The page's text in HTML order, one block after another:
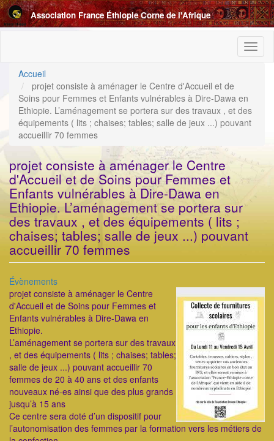
Aller
au
contenu
Association France Éthiopie Corne de l'Afrique
Accueil
projet consiste à aménager le Centre d'Accueil et de
Soins pour Femmes et Enfants vulnérables à Dire-Dawa en
Ethiopie. L’aménagement se portera sur des travaux , et des
équipements ( lits ; chaises; tables; salle de jeux ...) pouvant
accueillir 70 femmes
projet consiste à aménager le Centre
d'Accueil et de Soins pour Femmes et
Enfants vulnérables à Dire-Dawa en
Ethiopie. L’aménagement se portera sur
des travaux , et des équipements ( lits ;
chaises; tables; salle de jeux ...) pouvant
accueillir 70 femmes
Catégorie
Évènements
projet consiste à aménager le Centre
d'Accueil et de Soins pour Femmes et
Enfants vulnérables à Dire-Dawa en
Ethiopie.
L’aménagement se portera sur des travaux
, et des équipements ( lits ; chaises; tables;
salle de jeux ...) pouvant accueillir 70
femmes de 20 à 40 ans et des enfants
nouveaux né-es ainsi que des plus grands
jusqu’à 15 ans
Ce centre sera doté d’un dispositif pour
l’autonomisation des femmes par la formation vers les métiers de